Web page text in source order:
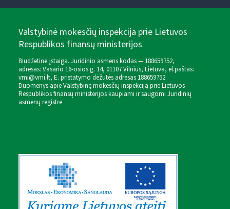
Valstybinė mokesčių inspekcija prie Lietuvos
Respublikos finansų ministerijos
Biudžetinė įstaiga. Juridinio asmens kodas — 188659752,
adresas: Vasario 16-osios g. 14, 01107 Vilnius, Lietuva, el.paštas:
vmi@vmi.lt, E. pristatymo dėžutės adresas 188659752
Duomenys apie Valstybinę mokesčių inspekciją prie Lietuvos
Respublikos finansų ministerijos kaupiami ir saugomi Juridinių
asmenų registre